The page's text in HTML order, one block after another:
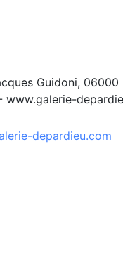
Guidoni, 06000
depardieu.com